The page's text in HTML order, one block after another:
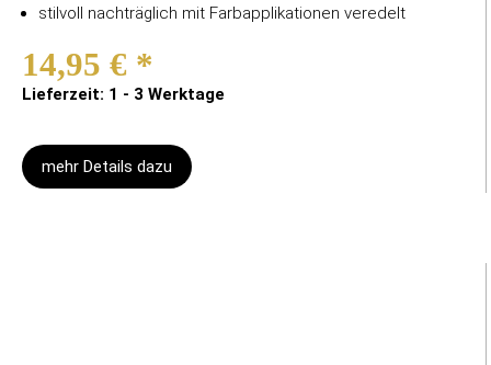
stilvoll nachträglich mit Farbapplikationen veredelt
14,95 € *
Lieferzeit: 1 - 3 Werktage
mehr Details dazu